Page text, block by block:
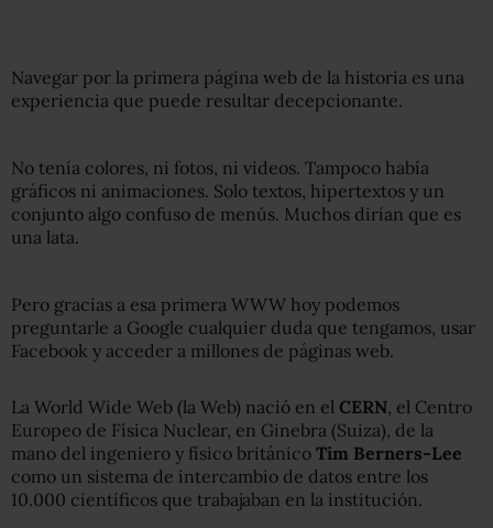
Navegar por la primera página web de la historia es una
experiencia que puede resultar decepcionante.
No tenía colores, ni fotos, ni videos. Tampoco había
gráficos ni animaciones. Solo textos, hipertextos y un
conjunto algo confuso de menús. Muchos dirían que es
una lata.
Pero gracias a esa primera WWW hoy podemos
preguntarle a Google cualquier duda que tengamos, usar
Facebook y acceder a millones de páginas web.
La World Wide Web (la Web) nació en el CERN, el Centro
Europeo de Física Nuclear, en Ginebra (Suiza), de la
mano del ingeniero y físico británico Tim Berners-Lee
como un sistema de intercambio de datos entre los
10.000 científicos que trabajaban en la institución.